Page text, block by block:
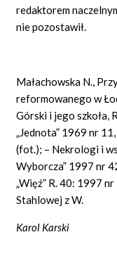
redaktorem
nie pozostawił.
Małachowska N.,
reformowanego w
Górski i jego szkoła,
„Jednota” 1969 nr
(fot.); – Nekrologi i
Wyborcza” 1997 nr
„Więź” R. 40: 1997
Stahlowej z W.
Karol Karski